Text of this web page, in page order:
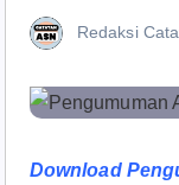
Redaksi
Download